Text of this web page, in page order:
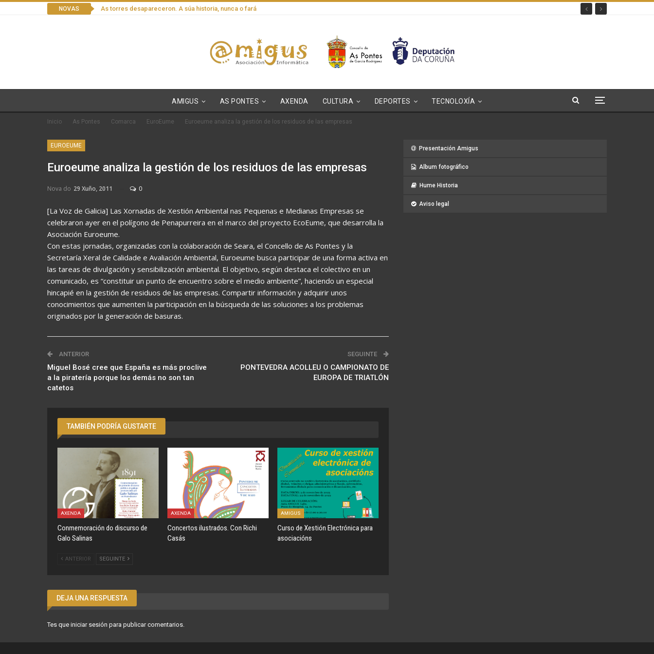
NOVAS As torres desapareceron. A súa historia, nunca o fará
AMIGUS AS PONTES AXENDA CULTURA DEPORTES TECNOLOXÍA
Inicio As Pontes Comarca EuroEume Euroeume analiza la gestión de los residuos de las empresas
EUROEUME
Euroeume analiza la gestión de los residuos de las empresas
Nova do 29 Xuño, 2011 0
[La Voz de Galicia] Las Xornadas de Xestión Ambiental nas Pequenas e Medianas Empresas se
celebraron ayer en el polígono de Penapurreira en el marco del proyecto EcoEume, que desarrolla la
Asociación Euroeume.
Con estas jornadas, organizadas con la colaboración de Seara, el Concello de As Pontes y la
Secretaría Xeral de Calidade e Avaliación Ambiental, Euroeume busca participar de una forma activa en
las tareas de divulgación y sensibilización ambiental. El objetivo, según destaca el colectivo en un
comunicado, es “constituir un punto de encuentro sobre el medio ambiente”, haciendo un especial
hincapié en la gestión de residuos de las empresas. Compartir información y adquirir unos
conocimientos que aumenten la participación en la búsqueda de las soluciones a los problemas
originados por la generación de basuras.
ANTERIOR
Miguel Bosé cree que España es más proclive
a la piratería porque los demás no son tan
catetos
SEGUINTE
PONTEVEDRA ACOLLEU O CAMPIONATO DE
EUROPA DE TRIATLÓN
TAMBIÉN PODRÍA GUSTARTE
AXENDA
Conmemoración do discurso de
Galo Salinas
AXENDA
Concertos ilustrados. Con Richi
Casás
AMIGUS
Curso de Xestión Electrónica para
asociacións
ANTERIOR SEGUINTE
DEJA UNA RESPUESTA
Tes que iniciar sesión para publicar comentarios.
Presentación Amigus
Album fotográfico
Hume Historia
Aviso legal